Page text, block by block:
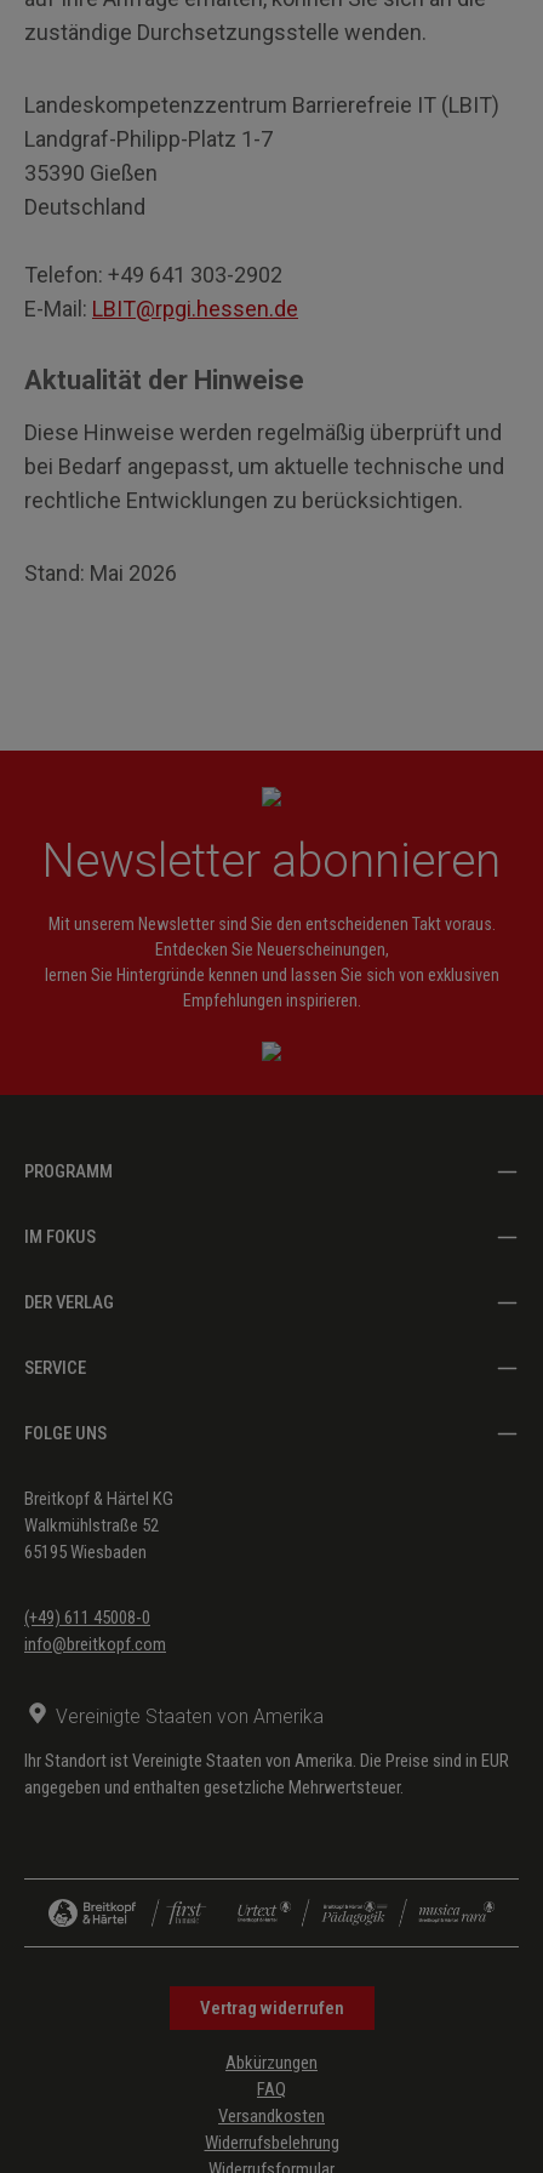
zuständige Durchsetzungsstelle wenden.
Landeskompetenzzentrum Barrierefreie IT (LBIT)
Landgraf-Philipp-Platz 1-7
35390 Gießen
Deutschland
Telefon: +49 641 303-2902
E-Mail: LBIT@rpgi.hessen.de
Aktualität der Hinweise
Diese Hinweise werden regelmäßig überprüft und
bei Bedarf angepasst, um aktuelle technische und
rechtliche Entwicklungen zu berücksichtigen.
Stand: Mai 2026
Newsletter abonnieren
Mit unserem Newsletter sind Sie den entscheidenen Takt voraus.
Entdecken Sie Neuerscheinungen,
lernen Sie Hintergründe kennen und lassen Sie sich von exklusiven
Empfehlungen inspirieren.
PROGRAMM
IM FOKUS
DER VERLAG
SERVICE
FOLGE UNS
Breitkopf & Härtel KG
Walkmühlstraße 52
65195 Wiesbaden
(+49) 611 45008-0
info@breitkopf.com
Vereinigte Staaten von Amerika
Ihr Standort ist Vereinigte Staaten von Amerika. Die Preise sind in EUR
angegeben und enthalten gesetzliche Mehrwertsteuer.
Vertrag widerrufen
Abkürzungen
FAQ
Versandkosten
Widerrufsbelehrung